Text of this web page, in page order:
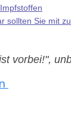
sollten Sie mit
vorbei!",